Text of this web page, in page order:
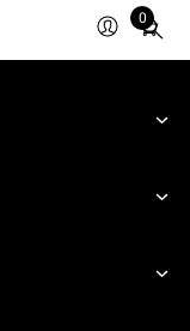
0
Total
items
cart: